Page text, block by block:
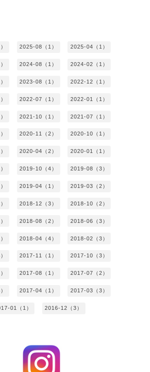
2025-08（1） 2025-04（1）
2024-08（1） 2024-02（1）
2023-08（1） 2022-12（1）
2022-07（1） 2022-01（1）
2021-10（1） 2021-07（1）
2020-11（2） 2020-10（1）
2020-04（2） 2020-01（1）
2019-10（4） 2019-08（3）
2019-04（1） 2019-03（2）
2018-12（3） 2018-10（2）
2018-08（2） 2018-06（3）
2018-04（4） 2018-02（3）
2017-11（1） 2017-10（3）
2017-08（1） 2017-07（2）
2017-04（1） 2017-03（3）
01（1） 2016-12（3）